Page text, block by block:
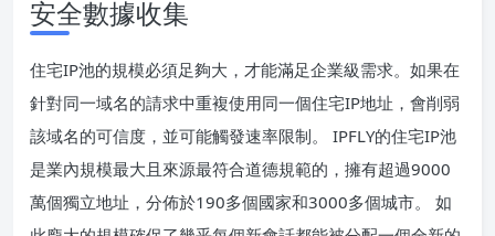
安全數據收集
住宅IP池的規模必須足夠大，才能滿足企業級需求。如果在
針對同一域名的請求中重複使用同一個住宅IP地址，會削弱
該域名的可信度，並可能觸發速率限制。 IPFLY的住宅IP池
是業內規模最大且來源最符合道德規範的，擁有超過9000
萬個獨立地址，分佈於190多個國家和3000多個城市。 如